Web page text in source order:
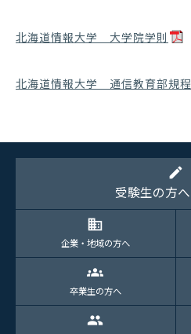
北海道情報大学 大学院学則
北海道情報大学 通信教育部規程
edit
受験生の方へ
domain
企業・地域の方へ
groups
卒業生の方へ
group